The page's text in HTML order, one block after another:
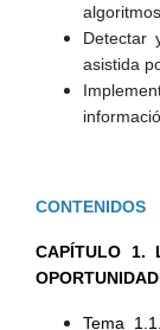
algoritmos.
Detectar
asistida
CONTENIDOS
CAPÍTULO 1.
Tema